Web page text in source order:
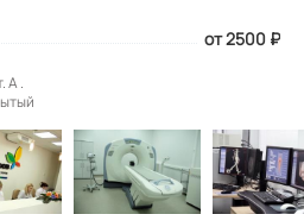
от 2500 ₽
А .